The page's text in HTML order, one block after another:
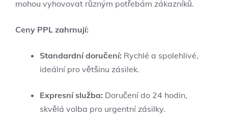
mohou vyhovovat různým potřebám zákazníků.
Ceny PPL zahrnují:
Standardní doručení: Rychlé a spolehlivé,
ideální pro většinu zásilek.
Expresní služba: Doručení do 24 hodin,
skvělá volba pro urgentní zásilky.